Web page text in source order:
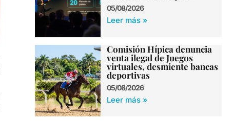
05/08/2026
Leer más »
Comisión Hípica denuncia
venta ilegal de Juegos
virtuales, desmiente bancas
deportivas
05/08/2026
Leer más »